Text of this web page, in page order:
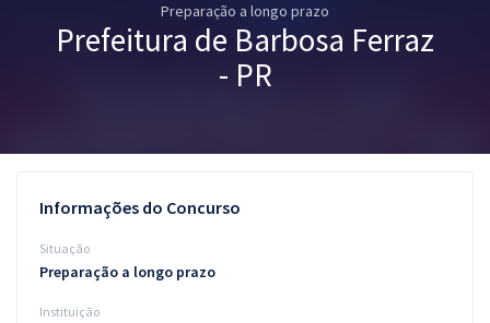
Conteúdo gratuito
Blog
Preparação a longo prazo
Prefeitura de Barbosa Ferraz
- PR
Informações do Concurso
Situação
Preparação a longo prazo
Instituição